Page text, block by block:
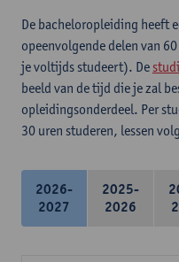
De bacheloropleiding heeft
opeenvolgende delen van
je voltijds studeert). De
beeld van de tijd die je zal
opleidingsonderdeel. Per
30 uren studeren, lessen
2026-
2027
2025-
2026